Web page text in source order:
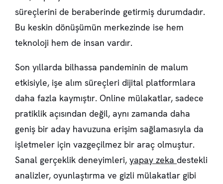
süreçlerini de beraberinde getirmiş durumdadır.
Bu keskin dönüşümün merkezinde ise hem
teknoloji hem de insan vardır.
Son yıllarda bilhassa pandeminin de malum
etkisiyle, işe alım süreçleri dijital platformlara
daha fazla kaymıştır. Online mülakatlar, sadece
pratiklik açısından değil, aynı zamanda daha
geniş bir aday havuzuna erişim sağlamasıyla da
işletmeler için vazgeçilmez bir araç olmuştur.
Sanal gerçeklik deneyimleri, yapay zeka destekli
analizler, oyunlaştırma ve gizli mülakatlar gibi